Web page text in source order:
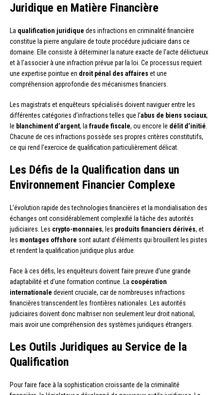
Juridique en Matière Financière
La qualification juridique des infractions en criminalité financière
constitue la pierre angulaire de toute procédure judiciaire dans ce
domaine. Elle consiste à déterminer la nature exacte de l’acte délictueux
et à l’associer à une infraction prévue par la loi. Ce processus requiert
une expertise pointue en droit pénal des affaires et une
compréhension approfondie des mécanismes financiers.
Les magistrats et enquêteurs spécialisés doivent naviguer entre les
différentes catégories d’infractions telles que l’abus de biens sociaux,
le blanchiment d’argent, la fraude fiscale, ou encore le délit d’initié
Chacune de ces infractions possède ses propres critères constitutifs,
ce qui rend l’exercice de qualification particulièrement délicat.
Les Défis de la Qualification dans un
Environnement Financier Complexe
L’évolution rapide des technologies financières et la mondialisation des
échanges ont considérablement complexifié la tâche des autorités
judiciaires. Les crypto-monnaies, les produits financiers dérivés, et
les montages offshore sont autant d’éléments qui brouillent les pistes
et rendent la qualification juridique plus ardue.
Face à ces défis, les enquêteurs doivent faire preuve d’une grande
adaptabilité et d’une formation continue. La coopération
internationale devient cruciale, car de nombreuses infractions
financières transcendent les frontières nationales. Les autorités
judiciaires doivent donc maîtriser non seulement leur droit national,
mais avoir une compréhension des systèmes juridiques étrangers.
Les Outils Juridiques au Service de la
Qualification
Pour faire face à la sophistication croissante de la criminalité